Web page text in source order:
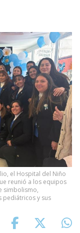
el Hospital del Niño
reunió a los equipos
simbolismo,
pediátricos y sus